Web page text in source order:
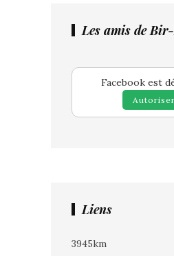
Les amis de
Facebook est
Autoriser
Liens
3945km